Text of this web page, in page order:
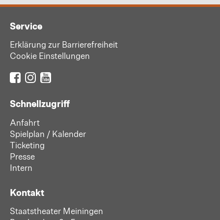
Service
Erklärung zur Barrierefreiheit
Cookie Einstellungen
Schnellzugriff
Anfahrt
Spielplan / Kalender
Ticketing
Presse
Intern
Kontakt
Staatstheater Meiningen